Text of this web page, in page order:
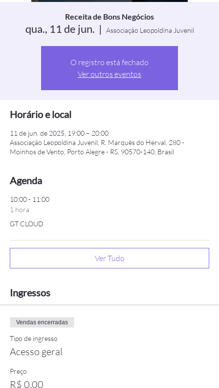
Receita de Bons Negócios
qua., 11 de jun.
  |
Associação Leopoldina Juvenil
O registro está fechado
Ver outros eventos
Horário e local
11 de jun. de 2025, 19:00 – 20:00
Associação Leopoldina Juvenil, R. Marquês do Herval, 280 -
Moinhos de Vento, Porto Alegre - RS, 90570-140, Brasil
Agenda
10:00 - 11:00
1 hora
GT CLOUD
Ver Tudo
Ingressos
Vendas encerradas
Tipo de ingresso
Acesso geral
Preço
R$ 0,00